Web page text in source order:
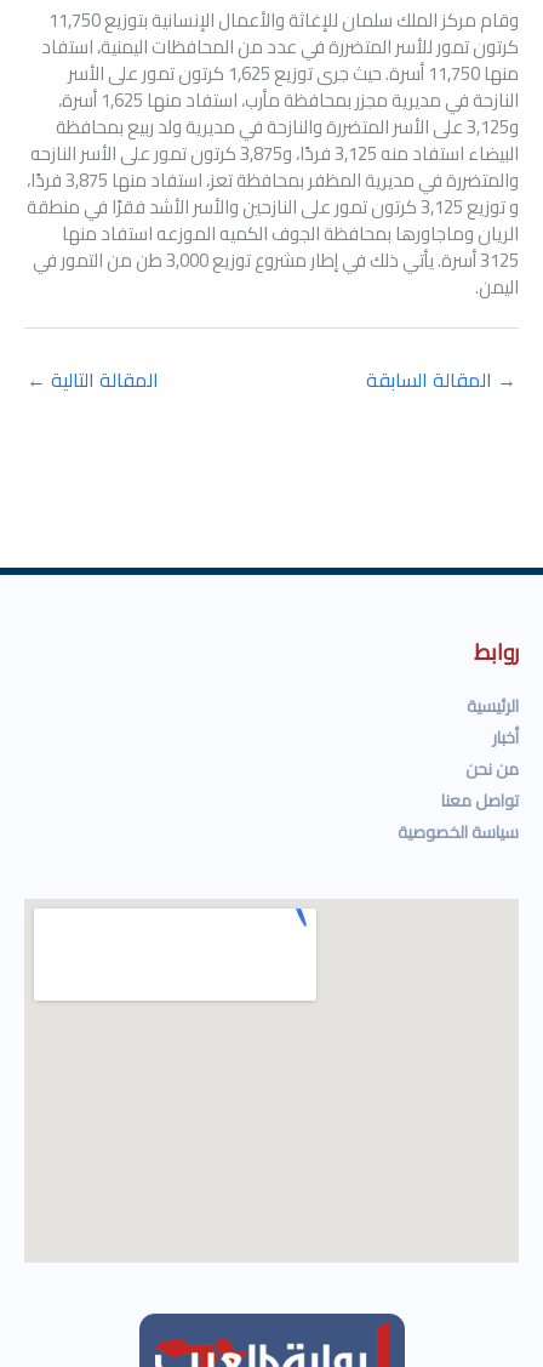
وقام مركز الملك سلمان للإغاثة والأعمال الإنسانية بتوزيع 11,750
كرتون تمور للأسر المتضررة في عدد من المحافظات اليمنية، استفاد
منها 11,750 أسرة. حيث جرى توزيع 1,625 كرتون تمور على الأسر
النازحة في مديرية مجزر بمحافظة مأرب، استفاد منها 1,625 أسرة،
و3,125 على الأسر المتضررة والنازحة في مديرية ولد ربيع بمحافظة
البيضاء استفاد منه 3,125 فردًا، و3,875 كرتون تمور على الأسر النازحه
والمتضررة في مديرية المظفر بمحافظة تعز، استفاد منها 3,875 فردًا،
و توزيع 3,125 كرتون تمور على النازحين والأسر الأشد فقرًا في منطقة
الريان وماجاورها بمحافظة الجوف الكميه الموزعه استفاد منها
3125 أسرة. يأتي ذلك في إطار مشروع توزيع 3,000 طن من التمور في
اليمن.
→ المقالة السابقة المقالة التالية ←
روابط
الرئيسية
أخبار
من نحن
تواصل معنا
سياسة الخصوصية